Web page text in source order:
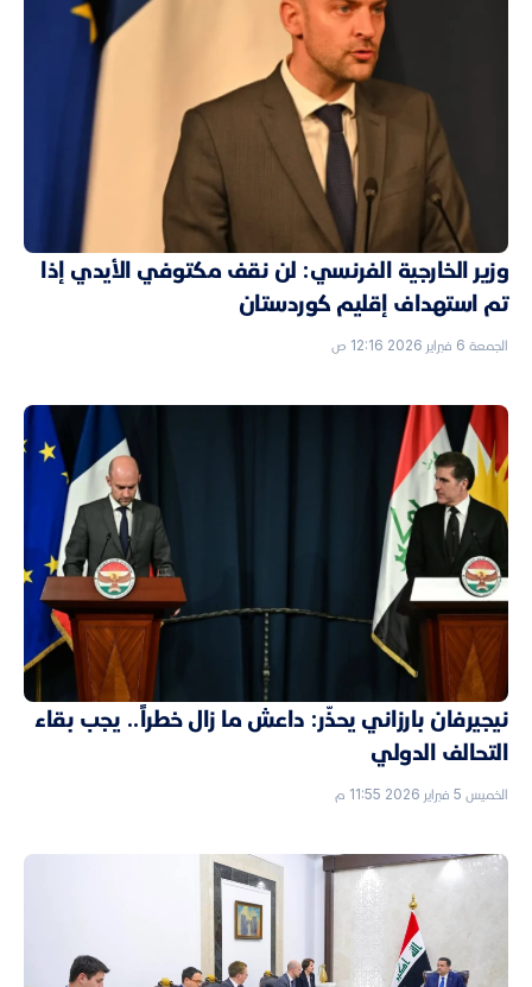
وزير الخارجية الفرنسي: لن نقف مكتوفي الأيدي إذا
تم استهداف إقليم كوردستان
الجمعة 6 فبراير 2026 12:16 ص
نيجيرفان بارزاني يحذّر: داعش ما زال خطراً.. يجب بقاء
التحالف الدولي
الخميس 5 فبراير 2026 11:55 م